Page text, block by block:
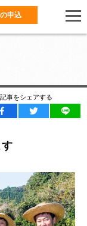
申込
事をシェアする